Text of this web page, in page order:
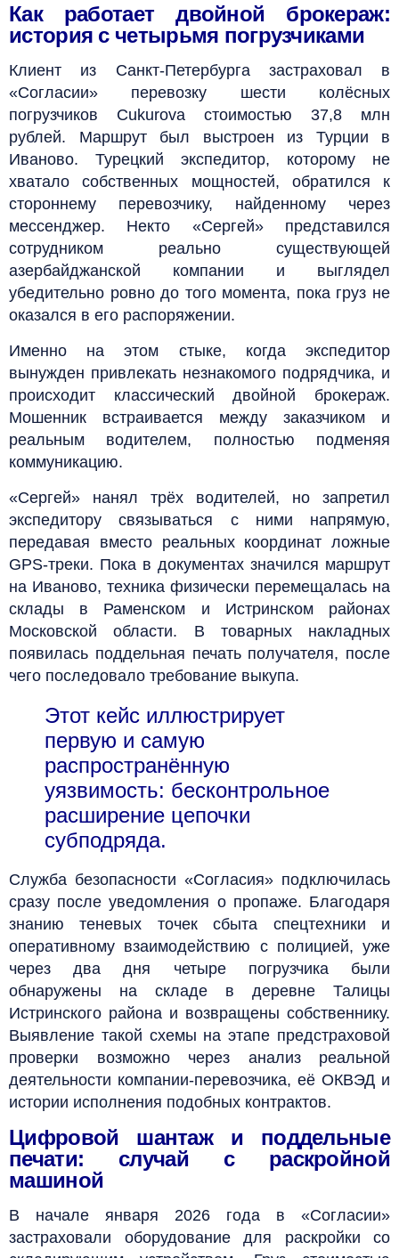
Как работает двойной брокераж:
история с четырьмя погрузчиками
Клиент из Санкт-Петербурга застраховал в
«Согласии» перевозку шести колёсных
погрузчиков Cukurova стоимостью 37,8 млн
рублей. Маршрут был выстроен из Турции в
Иваново. Турецкий экспедитор, которому не
хватало собственных мощностей, обратился к
стороннему перевозчику, найденному через
мессенджер. Некто «Сергей» представился
сотрудником реально существующей
азербайджанской компании и выглядел
убедительно ровно до того момента, пока груз не
оказался в его распоряжении.
Именно на этом стыке, когда экспедитор
вынужден привлекать незнакомого подрядчика, и
происходит классический двойной брокераж.
Мошенник встраивается между заказчиком и
реальным водителем, полностью подменяя
коммуникацию.
«Сергей» нанял трёх водителей, но запретил
экспедитору связываться с ними напрямую,
передавая вместо реальных координат ложные
GPS-треки. Пока в документах значился маршрут
на Иваново, техника физически перемещалась на
склады в Раменском и Истринском районах
Московской области. В товарных накладных
появилась поддельная печать получателя, после
чего последовало требование выкупа.
Этот кейс иллюстрирует
первую и самую
распространённую
уязвимость: бесконтрольное
расширение цепочки
субподряда.
Служба безопасности «Согласия» подключилась
сразу после уведомления о пропаже. Благодаря
знанию теневых точек сбыта спецтехники и
оперативному взаимодействию с полицией, уже
через два дня четыре погрузчика были
обнаружены на складе в деревне Талицы
Истринского района и возвращены собственнику.
Выявление такой схемы на этапе предстраховой
проверки возможно через анализ реальной
деятельности компании-перевозчика, её ОКВЭД и
истории исполнения подобных контрактов.
Цифровой шантаж и поддельные
печати: случай с раскройной
машиной
В начале января 2026 года в «Согласии»
застраховали оборудование для раскройки со